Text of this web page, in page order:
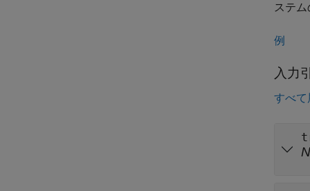
ステム
例
入力
すべて
N